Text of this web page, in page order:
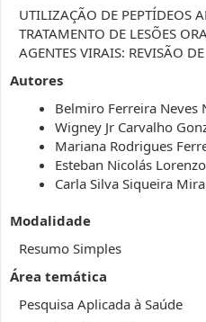
UTILIZAÇÃO DE PEPTÍDEOS
TRATAMENTO DE LESÕES
AGENTES VIRAIS: REVISÃO
Autores
Belmiro Ferreira Neves
Wigney Jr Carvalho
Mariana Rodrigues
Esteban Nicolás
Carla Silva Siqueira
Modalidade
Resumo Simples
Área temática
Pesquisa Aplicada à Saúde